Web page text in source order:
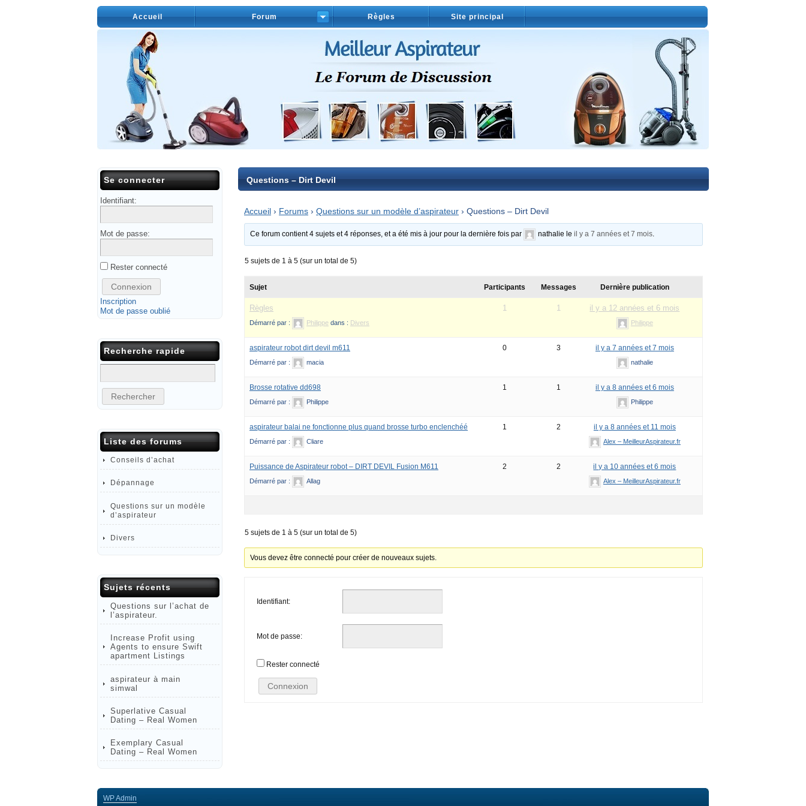
Accueil Forum Règles Site principal
Questions – Dirt Devil
Accueil › Forums › Questions sur un modèle d’aspirateur › Questions – Dirt Devil
Ce forum contient 4 sujets et 4 réponses, et a été mis à jour pour la dernière fois par nathalie leil y a 7 années et 7 mois.
5 sujets de 1 à 5 (sur un total de 5)
Sujet Participants Messages Dernière publication
Règles
Démarré par : Philippe dans : Divers
1 1 il y a 12 années et 6 mois
Philippe
aspirateur robot dirt devil m611
Démarré par : macia
0 3 il y a 7 années et 7 mois
nathalie
Brosse rotative dd698
Démarré par : Philippe
1 1 il y a 8 années et 6 mois
Philippe
aspirateur balai ne fonctionne plus quand brosse turbo enclenchéé
Démarré par : Cliare
1 2 il y a 8 années et 11 mois
Alex – MeilleurAspirateur.fr
Puissance de Aspirateur robot – DIRT DEVIL Fusion M611
Démarré par : Allag
2 2 il y a 10 années et 6 mois
Alex – MeilleurAspirateur.fr
5 sujets de 1 à 5 (sur un total de 5)
Vous devez être connecté pour créer de nouveaux sujets.
Identifiant:
Mot de passe:
Rester connecté
Connexion
Se connecter
Identifiant:
Mot de passe:
Rester connecté
Connexion
Inscription
Mot de passe oublié
Recherche rapide
Liste des forums
Conseils d’achat
Dépannage
Questions sur un modèle
d’aspirateur
Divers
Sujets récents
Questions sur l’achat de
l’aspirateur.
Increase Profit using
Agents to ensure Swift
apartment Listings
aspirateur à main
simwal
Superlative Сasual
Dating – Real Women
Exemplary Сasual
Dating – Real Women
WPAdmin